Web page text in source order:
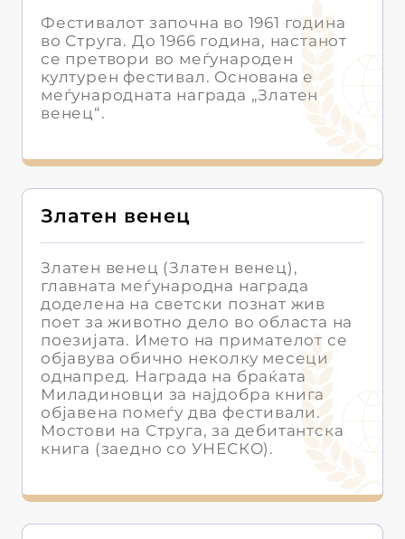
Фестивалот започна во 1961 година
во Струга. До 1966 година, настанот
се претвори во меѓународен
културен фестивал. Основана е
меѓународната награда „Златен
венец“.
Златен венец
Златен венец (Златен венец),
главната меѓународна награда
доделена на светски познат жив
поет за животно дело во областа на
поезијата. Името на примателот се
објавува обично неколку месеци
однапред. Награда на браќата
Миладиновци за најдобра книга
објавена помеѓу два фестивали.
Мостови на Струга, за дебитантска
книга (заедно со УНЕСКО).